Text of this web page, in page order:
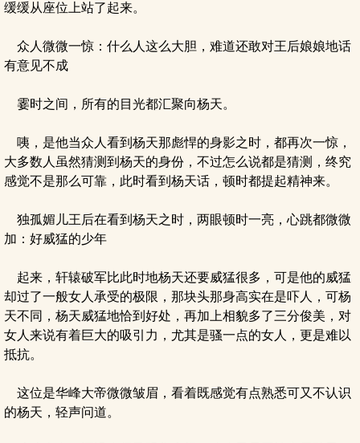
缓缓从座位上站了起来。
众人微微一惊：什么人这么大胆，难道还敢对王后娘娘地话
有意见不成
霎时之间，所有的目光都汇聚向杨天。
咦，是他当众人看到杨天那彪悍的身影之时，都再次一惊，
大多数人虽然猜测到杨天的身份，不过怎么说都是猜测，终究
感觉不是那么可靠，此时看到杨天话，顿时都提起精神来。
独孤媚儿王后在看到杨天之时，两眼顿时一亮，心跳都微微
加：好威猛的少年
起来，轩辕破军比此时地杨天还要威猛很多，可是他的威猛
却过了一般女人承受的极限，那块头那身高实在是吓人，可杨
天不同，杨天威猛地恰到好处，再加上相貌多了三分俊美，对
女人来说有着巨大的吸引力，尤其是骚一点的女人，更是难以
抵抗。
这位是华峰大帝微微皱眉，看着既感觉有点熟悉可又不认识
的杨天，轻声问道。